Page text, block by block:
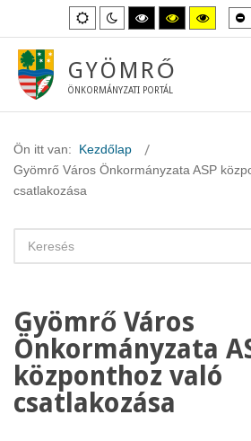
Alapértelmezett
mód
Éjszakai
mód
Magas
kontraszt
fekete-
mód.
Magas
kontraszt
fekete-
Magas
sárga-
GYÖMRŐ
ÖNKORMÁNYZATI PORTÁL
Ön itt van: Kezdőlap
Gyömrő Város Önkormányzata ASP
csatlakozása
Gyömrő Város
Önkormányzata
központhoz való
csatlakozása